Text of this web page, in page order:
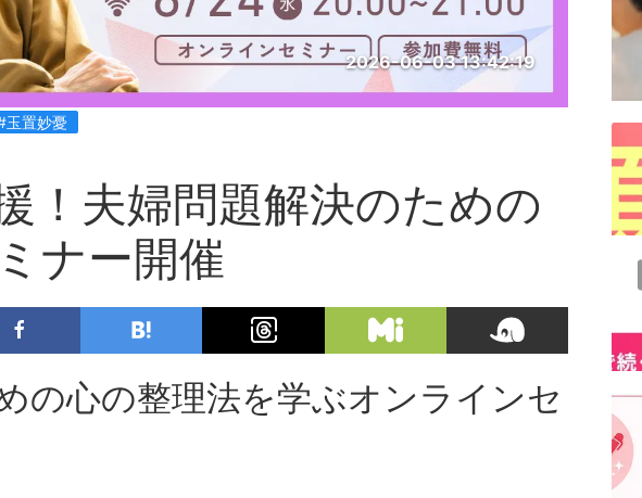
2026-06-03 13:42:19
玉置妙憂
！夫婦問題解決のための
ナー開催
の心の整理法を学ぶオンラインセ